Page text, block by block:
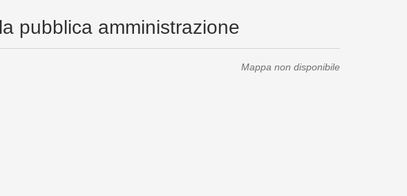
pubblica amministrazione
Mappa non disponibile